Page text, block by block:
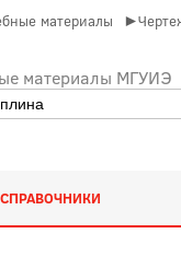
материалы
материалы МГУИЭ